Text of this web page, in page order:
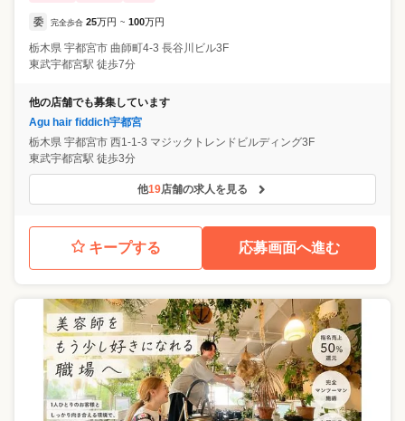
委 完全歩合 25万円 ~ 100万円
栃木県 宇都宮市 曲師町4-3 長谷川ビル3F
東武宇都宮駅 徒歩7分
他の店舗でも募集しています
Agu hair fiddich宇都宮
栃木県 宇都宮市 西1-1-3 マジックトレンドビルディング3F
東武宇都宮駅 徒歩3分
他19店舗の求人を見る
キープする 応募画面へ進む